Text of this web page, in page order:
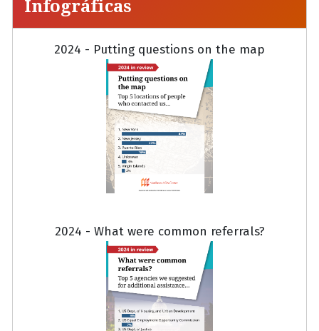
Infográficas
2024 - Putting questions on the map
2024 - What were common referrals?